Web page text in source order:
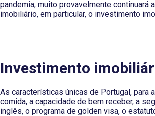
pandemia, muito provavelmente
imobiliário, em particular, o investimento
Investimento
As características únicas de Portugal, para
comida, a capacidade de bem receber, a
inglês, o programa de golden visa, o